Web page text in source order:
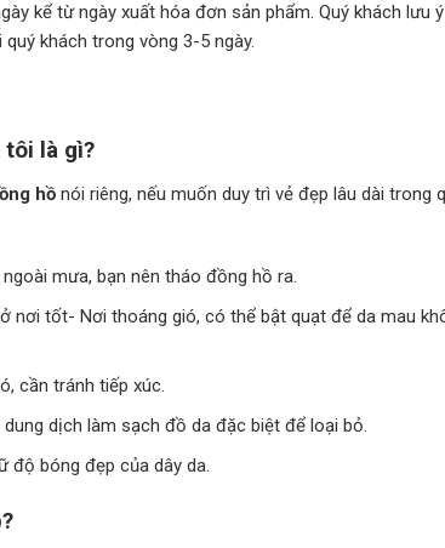
kể từ ngày xuất hóa đơn sản phẩm. Quý khách lưu
khách trong vòng 3-5 ngày.
tôi là gì?
hồ nói riêng, nếu muốn duy trì vẻ đẹp lâu dài trong
mưa, bạn nên tháo đồng hồ ra.
nơi tốt- Nơi thoáng gió, có thể bật quạt để da mau
cần tránh tiếp xúc.
dịch làm sạch đồ da đặc biệt để loại bỏ.
độ bóng đẹp của dây da.